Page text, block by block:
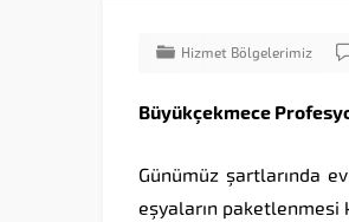
Hizmet Bölgelerimiz
Büyükçekmece
Günümüz şartlarında
eşyaların paketlenmesi